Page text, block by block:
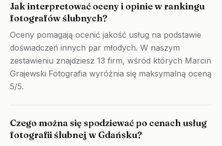
Jak interpretować oceny i opinie w rankingu
fotografów ślubnych?
Oceny pomagają ocenić jakość usług na podstawie
doświadczeń innych par młodych. W naszym
zestawieniu znajdziesz 13 firm, wśród których Marcin
Grajewski Fotografia wyróżnia się maksymalną oceną
5/5.
Czego można się spodziewać po cenach usług
fotografii ślubnej w Gdańsku?